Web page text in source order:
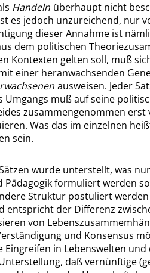
Handeln überhaupt nicht
es jedoch unzureichend, nur
dieser Annahme ist
dem politischen
Kontexten gelten soll, muß
einer heranwachsenden
ausweisen. Jeder
Umgangs muß auf seine
zusammengenommen erst
Was das im einzelnen
sein.
wurde unterstellt, was
formuliert werden
Struktur postuliert
entspricht der Differenz
von
und Konsensus
in Lebenswelten und
daß vernünftige